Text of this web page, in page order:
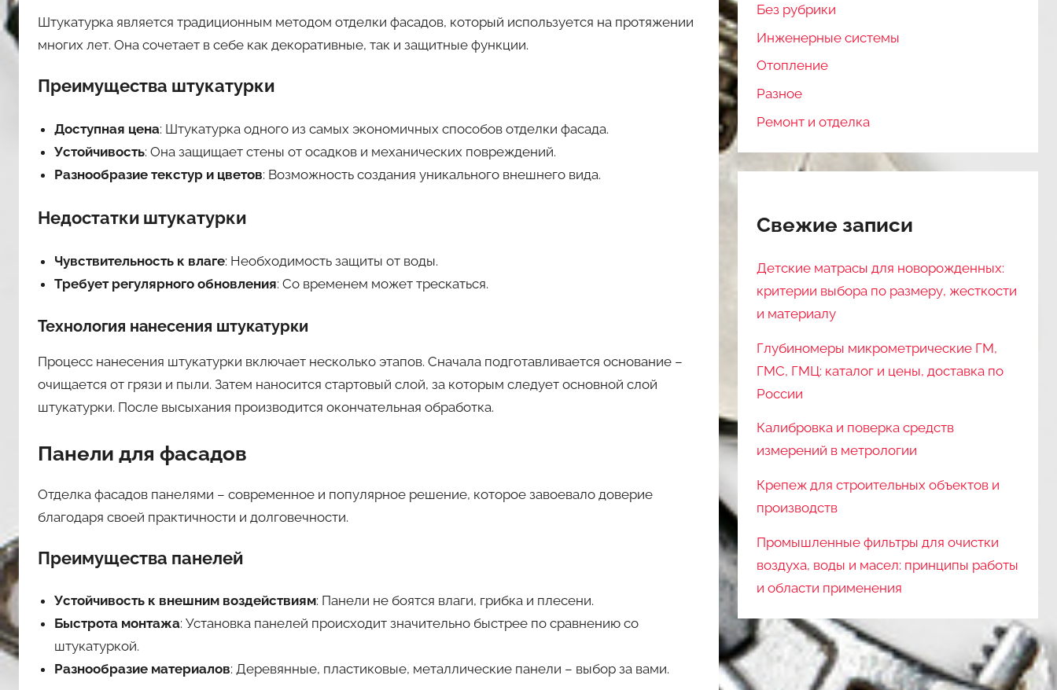
3
9
Штукатурка является традиционным методом отделки фасадов, который используется на протяжении
многих лет. Она сочетает в себе как декоративные, так и защитные функции.
Преимущества штукатурки
Доступная цена: Штукатурка одного из самых экономичных способов отделки фасада.
Устойчивость: Она защищает стены от осадков и механических повреждений.
Разнообразие текстур и цветов: Возможность создания уникального внешнего вида.
Недостатки штукатурки
Чувствительность к влаге: Необходимость защиты от воды.
Требует регулярного обновления: Со временем может трескаться.
Технология нанесения штукатурки
Процесс нанесения штукатурки включает несколько этапов. Сначала подготавливается основание –
очищается от грязи и пыли. Затем наносится стартовый слой, за которым следует основной слой
штукатурки. После высыхания производится окончательная обработка.
Панели для фасадов
Отделка фасадов панелями – современное и популярное решение, которое завоевало доверие
благодаря своей практичности и долговечности.
Преимущества панелей
Устойчивость к внешним воздействиям: Панели не боятся влаги, грибка и плесени.
Быстрота монтажа: Установка панелей происходит значительно быстрее по сравнению со
штукатуркой.
Разнообразие материалов: Деревянные, пластиковые, металлические панели – выбор за вами.
Без рубрики
Инженерные системы
Отопление
Разное
Ремонт и отделка
Свежие записи
Детские матрасы для новорожденных:
критерии выбора по размеру, жесткости
и материалу
Глубиномеры микрометрические ГМ,
ГМС, ГМЦ: каталог и цены, доставка по
России
Калибровка и поверка средств
измерений в метрологии
Крепеж для строительных объектов и
производств
Промышленные фильтры для очистки
воздуха, воды и масел: принципы работы
и области применения